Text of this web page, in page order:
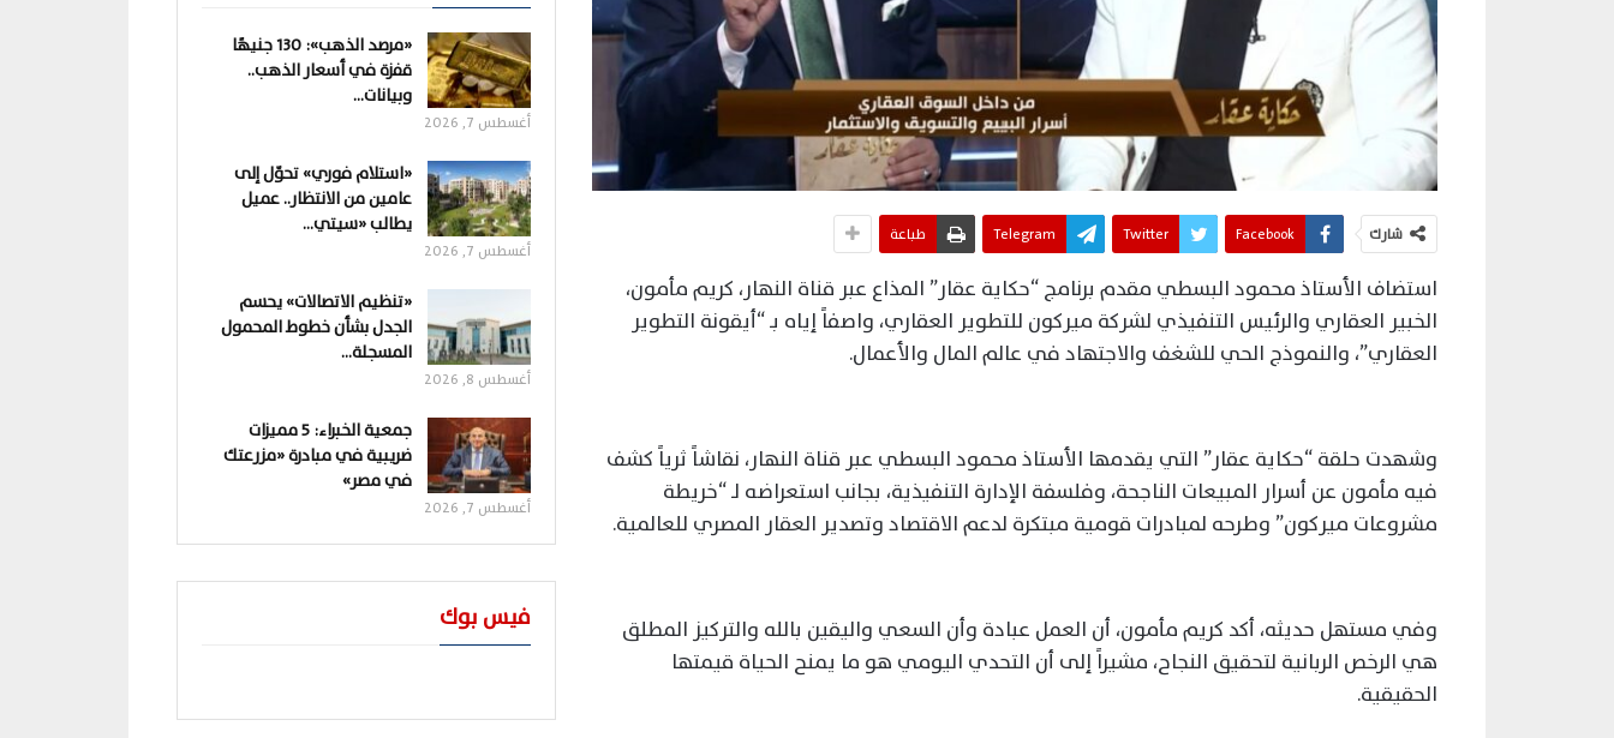
شارك Facebook
Twitter
Telegram طباعة
استضاف الأستاذ محمود البسطي مقدم برنامج “حكاية عقار” المذاع عبر قناة النهار، كريم مأمون،
الخبير العقاري والرئيس التنفيذي لشركة ميركون للتطوير العقاري، واصفاً إياه بـ “أيقونة التطوير
العقاري”، والنموذج الحي للشغف والاجتهاد في عالم المال والأعمال.
وشهدت حلقة “حكاية عقار” التي يقدمها الأستاذ محمود البسطي عبر قناة النهار، نقاشاً ثرياً كشف
فيه مأمون عن أسرار المبيعات الناجحة، وفلسفة الإدارة التنفيذية، بجانب استعراضه لـ “خريطة
مشروعات ميركون” وطرحه لمبادرات قومية مبتكرة لدعم الاقتصاد وتصدير العقار المصري للعالمية.
وفي مستهل حديثه، أكد كريم مأمون، أن العمل عبادة وأن السعي واليقين بالله والتركيز المطلق
هي الرخص الربانية لتحقيق النجاح، مشيراً إلى أن التحدي اليومي هو ما يمنح الحياة قيمتها
الحقيقية.
«مرصد الذهب»: 130 جنيهًا
قفزة في أسعار الذهب..
وبيانات…
أغسطس 7, 2026
«استلام فوري» تحوّل إلى
عامين من الانتظار.. عميل
يطالب «سيتي…
أغسطس 7, 2026
«تنظيم الاتصالات» يحسم
الجدل بشأن خطوط المحمول
المسجلة…
أغسطس 8, 2026
جمعية الخبراء: 5 مميزات
ضريبية في مبادرة «مزرعتك
في مصر»
أغسطس 7, 2026
فيس بوك